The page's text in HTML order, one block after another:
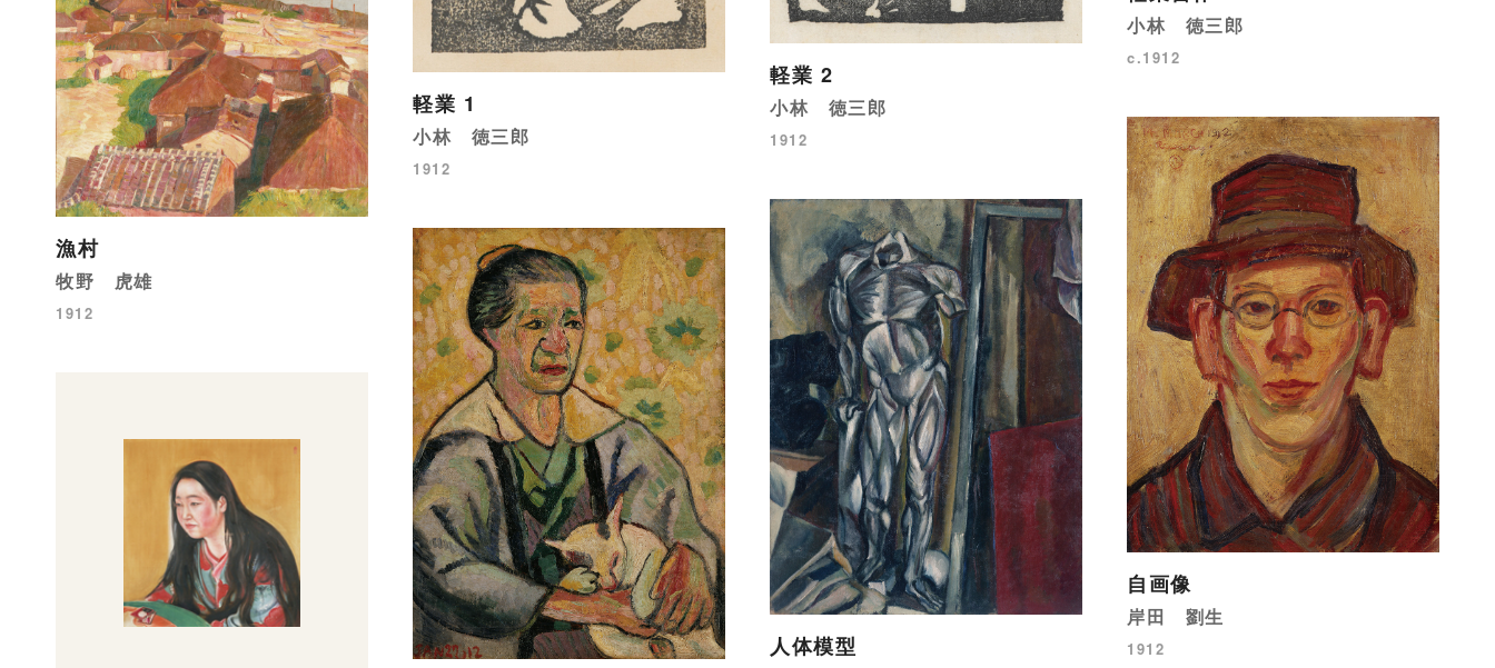
軽業 1
小林 徳三郎
1912
軽業 2
小林 徳三郎
1912
小林 徳三郎
c.1912
漁村
牧野 虎雄
1912
自画像
岸田 劉生
1912
人体模型